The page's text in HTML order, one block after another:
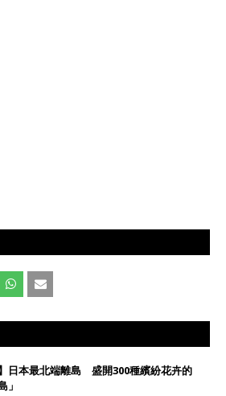
】日本最北端離島 盛開300種繽紛花卉的
」